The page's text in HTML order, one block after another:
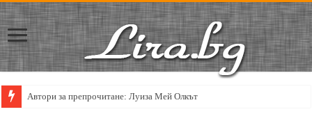
Автори за препрочитане: Луиза Мей Олкът
Кирил Кадийски: „Плачът на големия поет винаги е и сила, и